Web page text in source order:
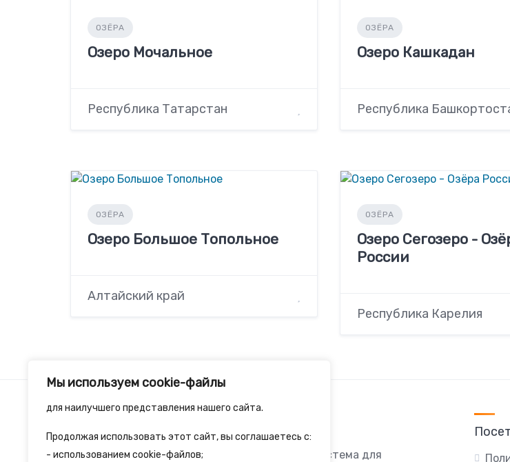
Мы используем cookie-файлы
для наилучшего представления нашего сайта.
Продолжая использовать этот сайт, вы соглашаетесь с:
- использованием cookie-файлов;
ОЗЁРА
Озеро Мочальное
Республика Татарстан
ОЗЁРА
Озеро Кашкадан
Республика
ОЗЁРА
Озеро Большое Топольное
Алтайский край
ОЗЁРА
Озеро Сегозеро -
России
Республика Карелия
2spalnika.ru — это удобная информационная система для